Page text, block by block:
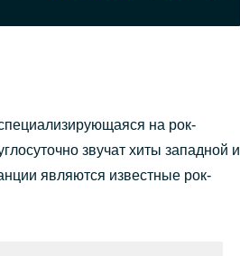
на рок-
звучат хиты западной и
являются известные рок-